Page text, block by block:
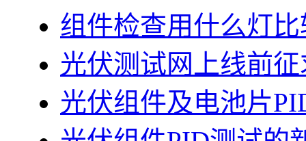
组件检查用什么灯
光伏测试网上线前
光伏组件及电池片